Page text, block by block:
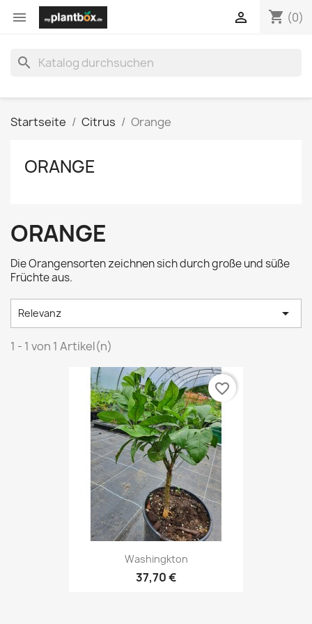
 shopping_cart (0)

search
Startseite Citrus Orange
ORANGE
ORANGE
Die Orangensorten zeichnen sich durch große und süße
Früchte aus.
Relevanz 
1 - 1 von 1 Artikel(n)
Washingkton
37,70 €
favorite_border